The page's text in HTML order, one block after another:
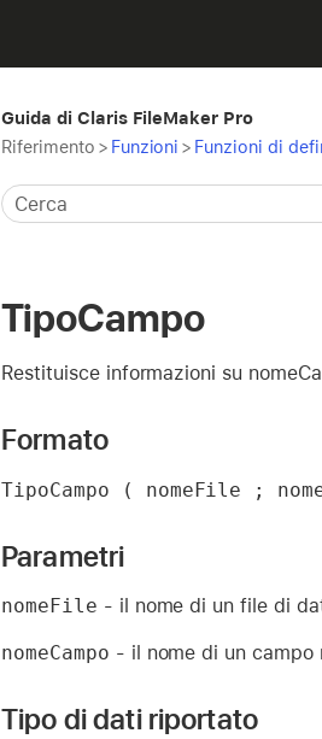
Guida di Claris FileMaker Pro
Riferimento > Funzioni > Funzioni di
TipoCampo
Restituisce informazioni su
Formato
TipoCampo ( nomeFile ;
Parametri
nomeFile - il nome di un file di
nomeCampo - il nome di un
Tipo di dati riportato